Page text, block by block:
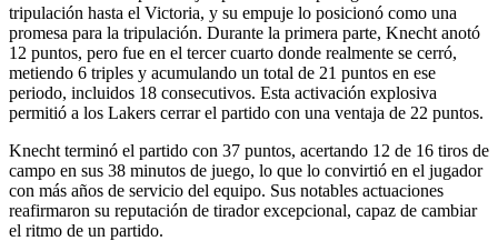
tripulación hasta el Victoria, y su empuje lo posicionó como una
promesa para la tripulación. Durante la primera parte, Knecht anotó
12 puntos, pero fue en el tercer cuarto donde realmente se cerró,
metiendo 6 triples y acumulando un total de 21 puntos en ese
periodo, incluidos 18 consecutivos. Esta activación explosiva
permitió a los Lakers cerrar el partido con una ventaja de 22 puntos.
Knecht terminó el partido con 37 puntos, acertando 12 de 16 tiros de
campo en sus 38 minutos de juego, lo que lo convirtió en el jugador
con más años de servicio del equipo. Sus notables actuaciones
reafirmaron su reputación de tirador excepcional, capaz de cambiar
el ritmo de un partido.